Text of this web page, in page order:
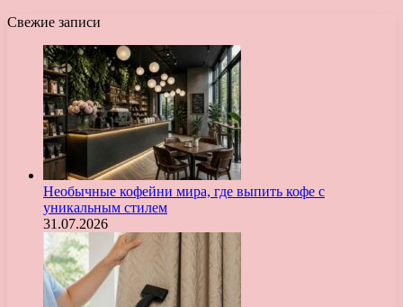
Свежие записи
Необычные кофейни мира, где выпить кофе с
уникальным стилем
31.07.2026